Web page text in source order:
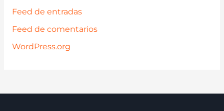
Feed de entradas
Feed de comentarios
WordPress.org